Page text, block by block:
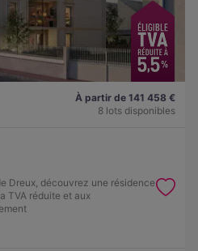
À partir de 141 458 €
8 lots disponibles
Dreux, découvrez une résidence
TVA réduite et aux